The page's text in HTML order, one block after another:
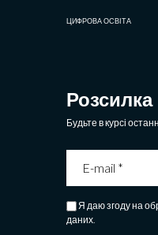
ЦИФРОВА ОСВІТА
Розсилка
Будьте в курсі
Я даю згоду на
даних.